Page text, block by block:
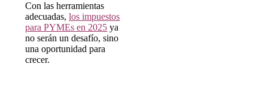
Con las herramientas
adecuadas,los impuestos
para PYMEs en 2025 ya
no serán un desafío, sino
una oportunidad para
crecer.